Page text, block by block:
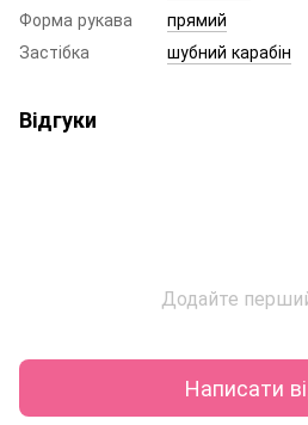
Форма рукава
прямий
Застібка
шубний карабін
Відгуки
Додайте
Написати